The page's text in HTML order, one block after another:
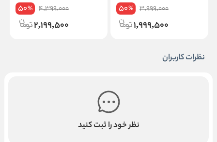
3,999,000
50%
1,999,500
4,399,000
50%
2,199,500
نظرات کاربران
نظر خود را ثبت کنید